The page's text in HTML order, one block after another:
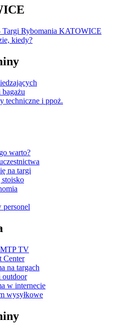
Targi Rybomania KATOWICE
kiedy?
bagażu
techniczne i ppoż.
warto?
na targi
personel
MTP TV
Center
na targach
w internecie
wysyłkowe